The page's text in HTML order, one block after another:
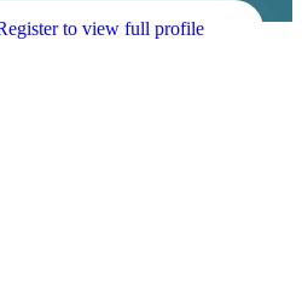
to view full profile